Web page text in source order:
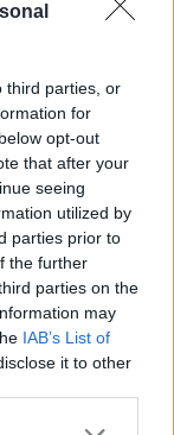
third parties, or
for
opt-out
that after your
seeing
utilized by
parties prior to
the further
parties on the
may
IAB’s List of
it to other
μου»: Το